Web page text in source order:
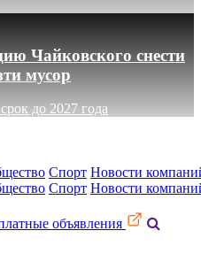
Чайковского снести
мусор
до 2027 года
Спорт Новости
Спорт Новости
объявления